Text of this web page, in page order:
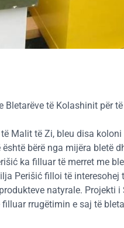
të Kolashinit për
Malit të Zi, bleu disa
bërë nga mijëra bletë
ka filluar të merret me
Perišić filloi të
natyrale. Projekti
rrugëtimin e saj të